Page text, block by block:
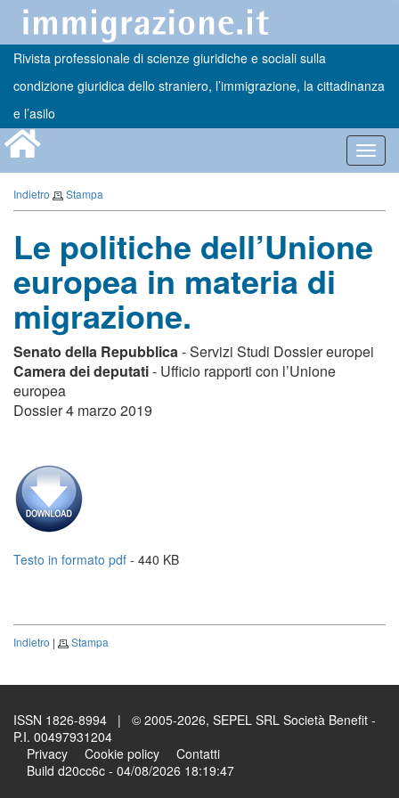
Rivista professionale di scienze giuridiche e sociali sulla
condizione giuridica dello straniero, l’immigrazione, la cittadinanza
e l’asilo
Indietro Stampa
Le politiche dell’Unione
europea in materia di
migrazione.
Senato della Repubblica- Servizi Studi Dossier europei
Camera dei deputati- Ufficio rapporti con l’Unione
europea
Dossier 4 marzo 2019
Testo in formato pdf - 440 KB
Indietro | Stampa
ISSN 1826-8994 | © 2005-2026, SEPEL SRL Società Benefit -
P.I. 00497931204
Privacy
Cookie policy
Contatti
Build d20cc6c - 04/08/2026 18:19:47